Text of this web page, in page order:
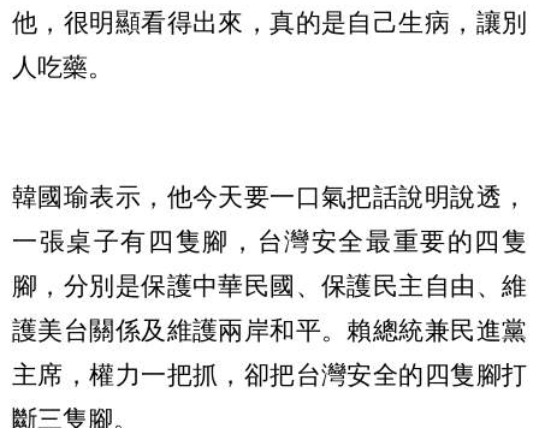
他，很明顯看得出來，真的是自己生病，讓別
人吃藥。
韓國瑜表示，他今天要一口氣把話說明說透，
一張桌子有四隻腳，台灣安全最重要的四隻
腳，分別是保護中華民國、保護民主自由、維
護美台關係及維護兩岸和平。賴總統兼民進黨
主席，權力一把抓，卻把台灣安全的四隻腳打
斷三隻腳。